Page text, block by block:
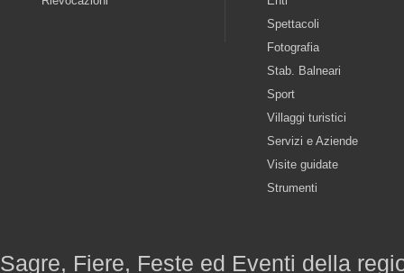
Spettacoli
Fotografia
Stab. Balneari
Sport
Villaggi turistici
Servizi e Aziende
Visite guidate
Strumenti
Sagre, Fiere, Feste ed Eventi della